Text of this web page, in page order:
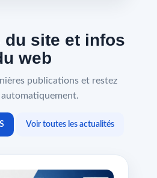
du site et infos
web
publications et restez
Voir toutes les actualités